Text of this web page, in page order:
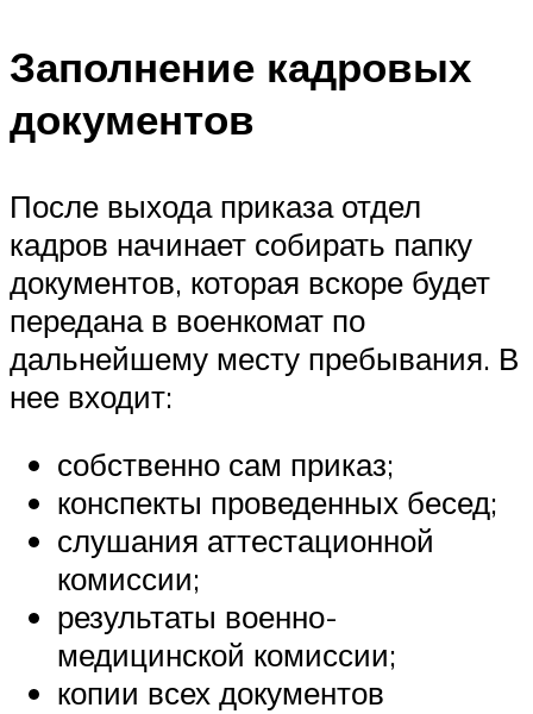
Заполнение кадровых
документов
После выхода приказа отдел
кадров начинает собирать папку
документов, которая вскоре будет
передана в военкомат по
дальнейшему месту пребывания. В
нее входит:
собственно сам приказ;
конспекты проведенных бесед;
слушания аттестационной
комиссии;
результаты военно-
медицинской комиссии;
копии всех документов